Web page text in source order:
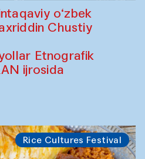
o‘zbek
Chustiy
Etnografik
ijrosida
Rice Cultures Festival